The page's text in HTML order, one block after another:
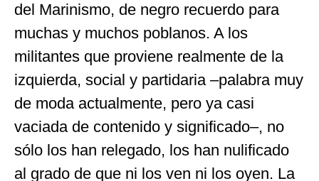
del Marinismo, de negro recuerdo para
muchas y muchos poblanos. A los
militantes que proviene realmente de la
izquierda, social y partidaria –palabra muy
de moda actualmente, pero ya casi
vaciada de contenido y significado–, no
sólo los han relegado, los han nulificado
al grado de que ni los ven ni los oyen. La